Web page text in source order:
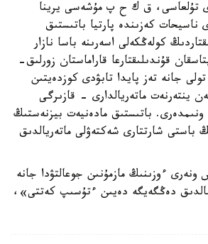
تۇلعاسى، ق ك ح پ مۇشەسى يرينا
ناسيحات كەزىندە پارتيا باتىستىق
كولەڭكەلى اسەرىنە باسا نازار
قۇندىلىقتارعا قاراماستان زورلىق-
تولى جانە تەز پايدا تابۋدى كوزدەيتىن
ينتەرنەت ماتەريالدارى - قازىرگى
ونىمدەرى. باتىستىق مادەنيەت بيزنەستىڭ
باستى شارتتارى شەكتەۋلى ماتەريالدىق
ونەرى ءوزىنىڭ مازمۇنىن جوعالتۋدا جانە
دەڭگەيگە دەيىن ءتۇسىپ كەتتى»،